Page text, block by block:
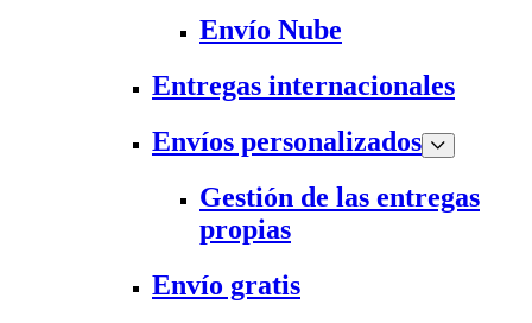
Envío Nube
Entregas internacionales
Envíos personalizados
Gestión de las entregas
propias
Envío gratis